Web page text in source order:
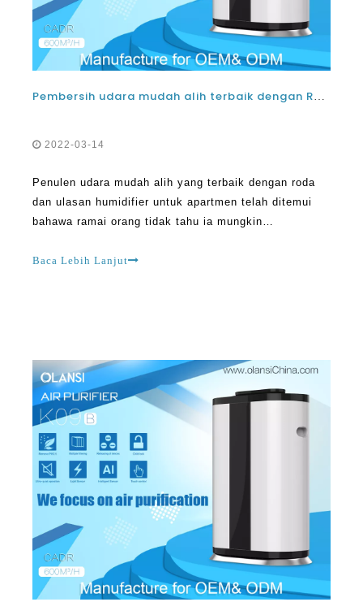
Pembersih udara mudah alih terbaik dengan Roda dan ulasan Humidifier untuk Pangsapuri
2022-03-14
Penulen udara mudah alih yang terbaik dengan roda
dan ulasan humidifier untuk apartmen telah ditemui
bahawa ramai orang tidak tahu ia mungkin
bersama-sama. Ada juga yang percaya bahawa kedua-
Baca Lebih Lanjut